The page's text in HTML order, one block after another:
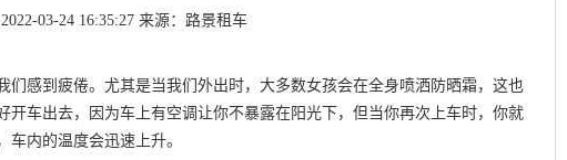
03-24 16:35:27 来源： 路景租车
们感到疲倦。尤其是当我们外出时，大多数女孩会在全身喷洒防晒霜，这也
开车出去，因为车上有空调让你不暴露在阳光下，但当你再次上车时，你就
内的温度会迅速上升。